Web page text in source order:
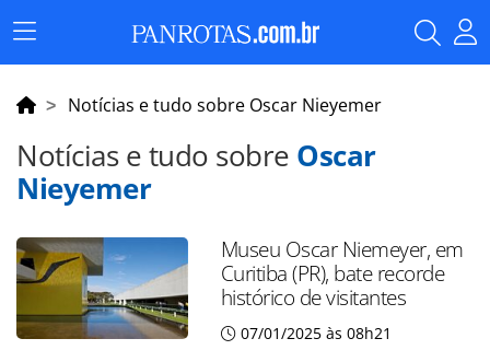
Menu
Principal
Notícias e tudo sobre Oscar Nieyemer
Notícias e tudo sobre Oscar
Nieyemer
Museu Oscar Niemeyer, em
Curitiba (PR), bate recorde
histórico de visitantes
07/01/2025 às 08h21